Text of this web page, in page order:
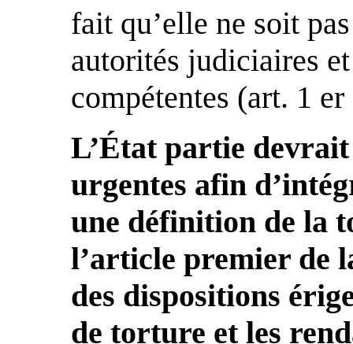
fait qu’elle ne soit
autorités judiciaires
compétentes (art. 1
L’État partie
urgentes afin
une définition de la
l’article premier de
des dispositions
de torture et les